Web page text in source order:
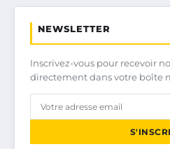
NEWSLETTER
Inscrivez-vous pour recevoir
directement dans votre boîte